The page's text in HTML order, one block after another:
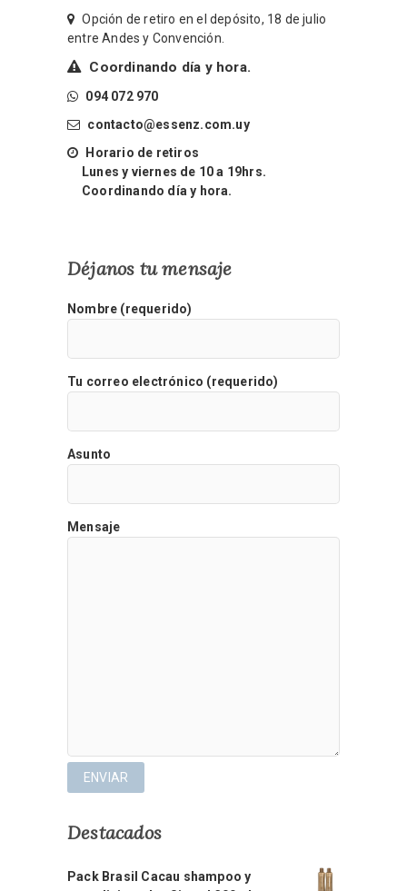
Opción de retiro en el depósito, 18 de julio
entre Andes y Convención.
Coordinando día y hora.
094 072 970
contacto@essenz.com.uy
Horario de retiros
Lunes y viernes de 10 a 19hrs.
Coordinando día y hora.
Déjanos tu mensaje
Nombre (requerido)
Tu correo electrónico (requerido)
Asunto
Mensaje
Destacados
Pack Brasil Cacau shampoo y